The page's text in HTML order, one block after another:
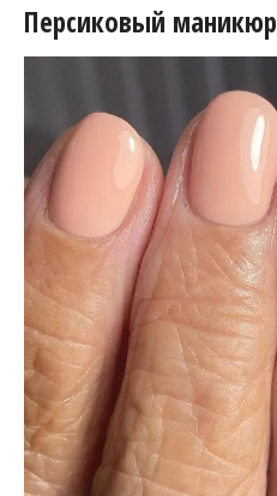
Персиковый маникюр